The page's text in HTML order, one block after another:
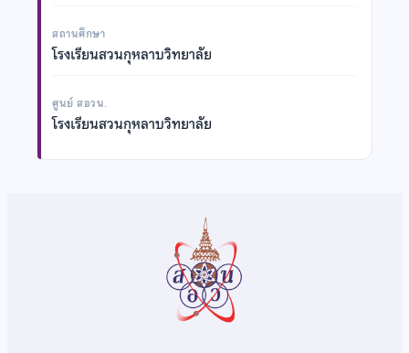
สถานศึกษา
โรงเรียนสวนกุหลาบวิทยาลัย
ศูนย์ สอวน.
โรงเรียนสวนกุหลาบวิทยาลัย